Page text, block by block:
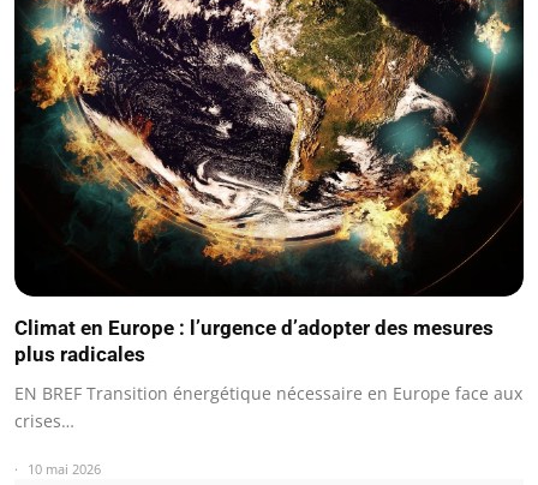
Climat en Europe : l’urgence d’adopter des mesures
plus radicales
EN BREF Transition énergétique nécessaire en Europe face aux
crises…
10 mai 2026